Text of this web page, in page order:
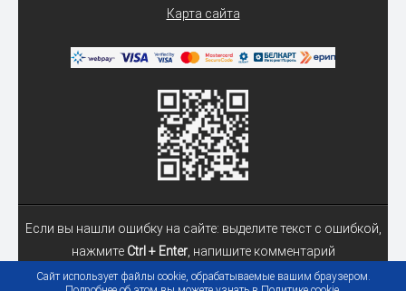
Карта сайта
Если вы нашли ошибку на сайте: выделите текст с ошибкой,
нажмите Ctrl + Enter, напишите комментарий
Сайт использует файлы cookie, обрабатываемые вашим браузером.